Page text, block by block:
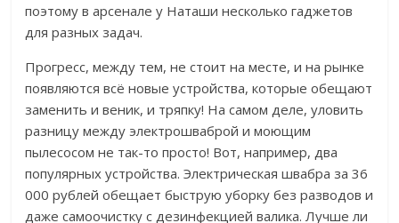
поэтому в арсенале у Наташи несколько гаджетов
для разных задач.
Прогресс, между тем, не стоит на месте, и на рынке
появляются всё новые устройства, которые обещают
заменить и веник, и тряпку! На самом деле, уловить
разницу между электрошваброй и моющим
пылесосом не так-то просто! Вот, например, два
популярных устройства. Электрическая швабра за 36
000 рублей обещает быструю уборку без разводов и
даже самоочистку с дезинфекцией валика. Лучше ли